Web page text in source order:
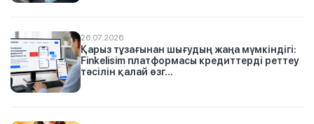
26.07.2026
Қарыз тұзағынан шығудың жаңа мүмкіндігі:
Finkelisim платформасы кредиттерді реттеу
тәсілін қалай өзг...